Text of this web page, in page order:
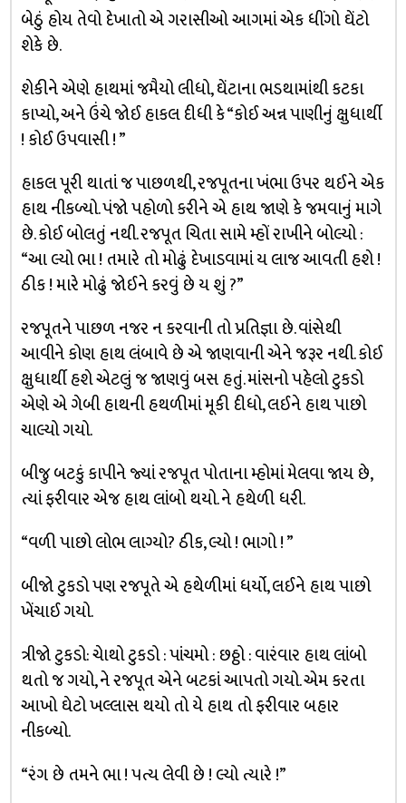
બેઠું હોય તેવો દેખાતો એ ગરાસીઓ આગમાં એક ધીંગો ઘેંટો
શેકે છે.
શેકીને એણે હાથમાં જમૈયો લીધો, ઘેંટાના ભડથામાંથી કટકા
કાપ્યો, અને ઉંચે જોઈ હાકલ દીધી કે “કોઈ અન્ન પાણીનું ક્ષુધાર્થી
! કોઈ ઉપવાસી ! ”
હાકલ પૂરી થાતાં જ પાછળથી, રજપૂતના ખંભા ઉપર થઈને એક
હાથ નીકળ્યો. પંજો પહોળો કરીને એ હાથ જાણે કે જમવાનું માગે
છે. કોઈ બોલતું નથી. રજપૂત ચિતા સામે મ્હોં રાખીને બોલ્યો :
“આ લ્યો ભા ! તમારે તો મોઢું દેખાડવામાં ય લાજ આવતી હશે !
ઠીક ! મારે મોઢું જોઈને કરવું છે ય શું ?”
રજપૂતને પાછળ નજર ન કરવાની તો પ્રતિજ્ઞા છે. વાંસેથી
આવીને કોણ હાથ લંબાવે છે એ જાણવાની એને જરૂર નથી. કોઈ
ક્ષુધાર્થી હશે એટલું જ જાણવું બસ હતું. માંસનો પહેલો ટુકડો
એણે એ ગેબી હાથની હથળીમાં મૂકી દીધો, લઈને હાથ પાછો
ચાલ્યો ગયો.
બીજુ બટકું કાપીને જ્યાં રજપૂત પોતાના મ્હોમાં મેલવા જાય છે,
ત્યાં ફરીવાર એજ હાથ લાંબો થયો. ને હથેળી ધરી.
“વળી પાછો લોભ લાગ્યો? ઠીક, લ્યો ! ભાગો ! ”
બીજો ટુકડો પણ રજપૂતે એ હથેળીમાં ધર્યો, લઈને હાથ પાછો
ખેંચાઈ ગયો.
ત્રીજો ટુકડો: ચેાથો ટુકડો : પાંચમો : છઠ્ઠો : વારંવાર હાથ લાંબો
થતો જ ગયો, ને રજપૂત એને બટકાં આપતો ગયો. એમ કરતા
આખો ઘેટો ખલ્લાસ થયો તો યે હાથ તો ફરીવાર બહાર
નીકળ્યો.
“રંગ છે તમને ભા ! ૫ત્ય લેવી છે ! લ્યો ત્યારે !”